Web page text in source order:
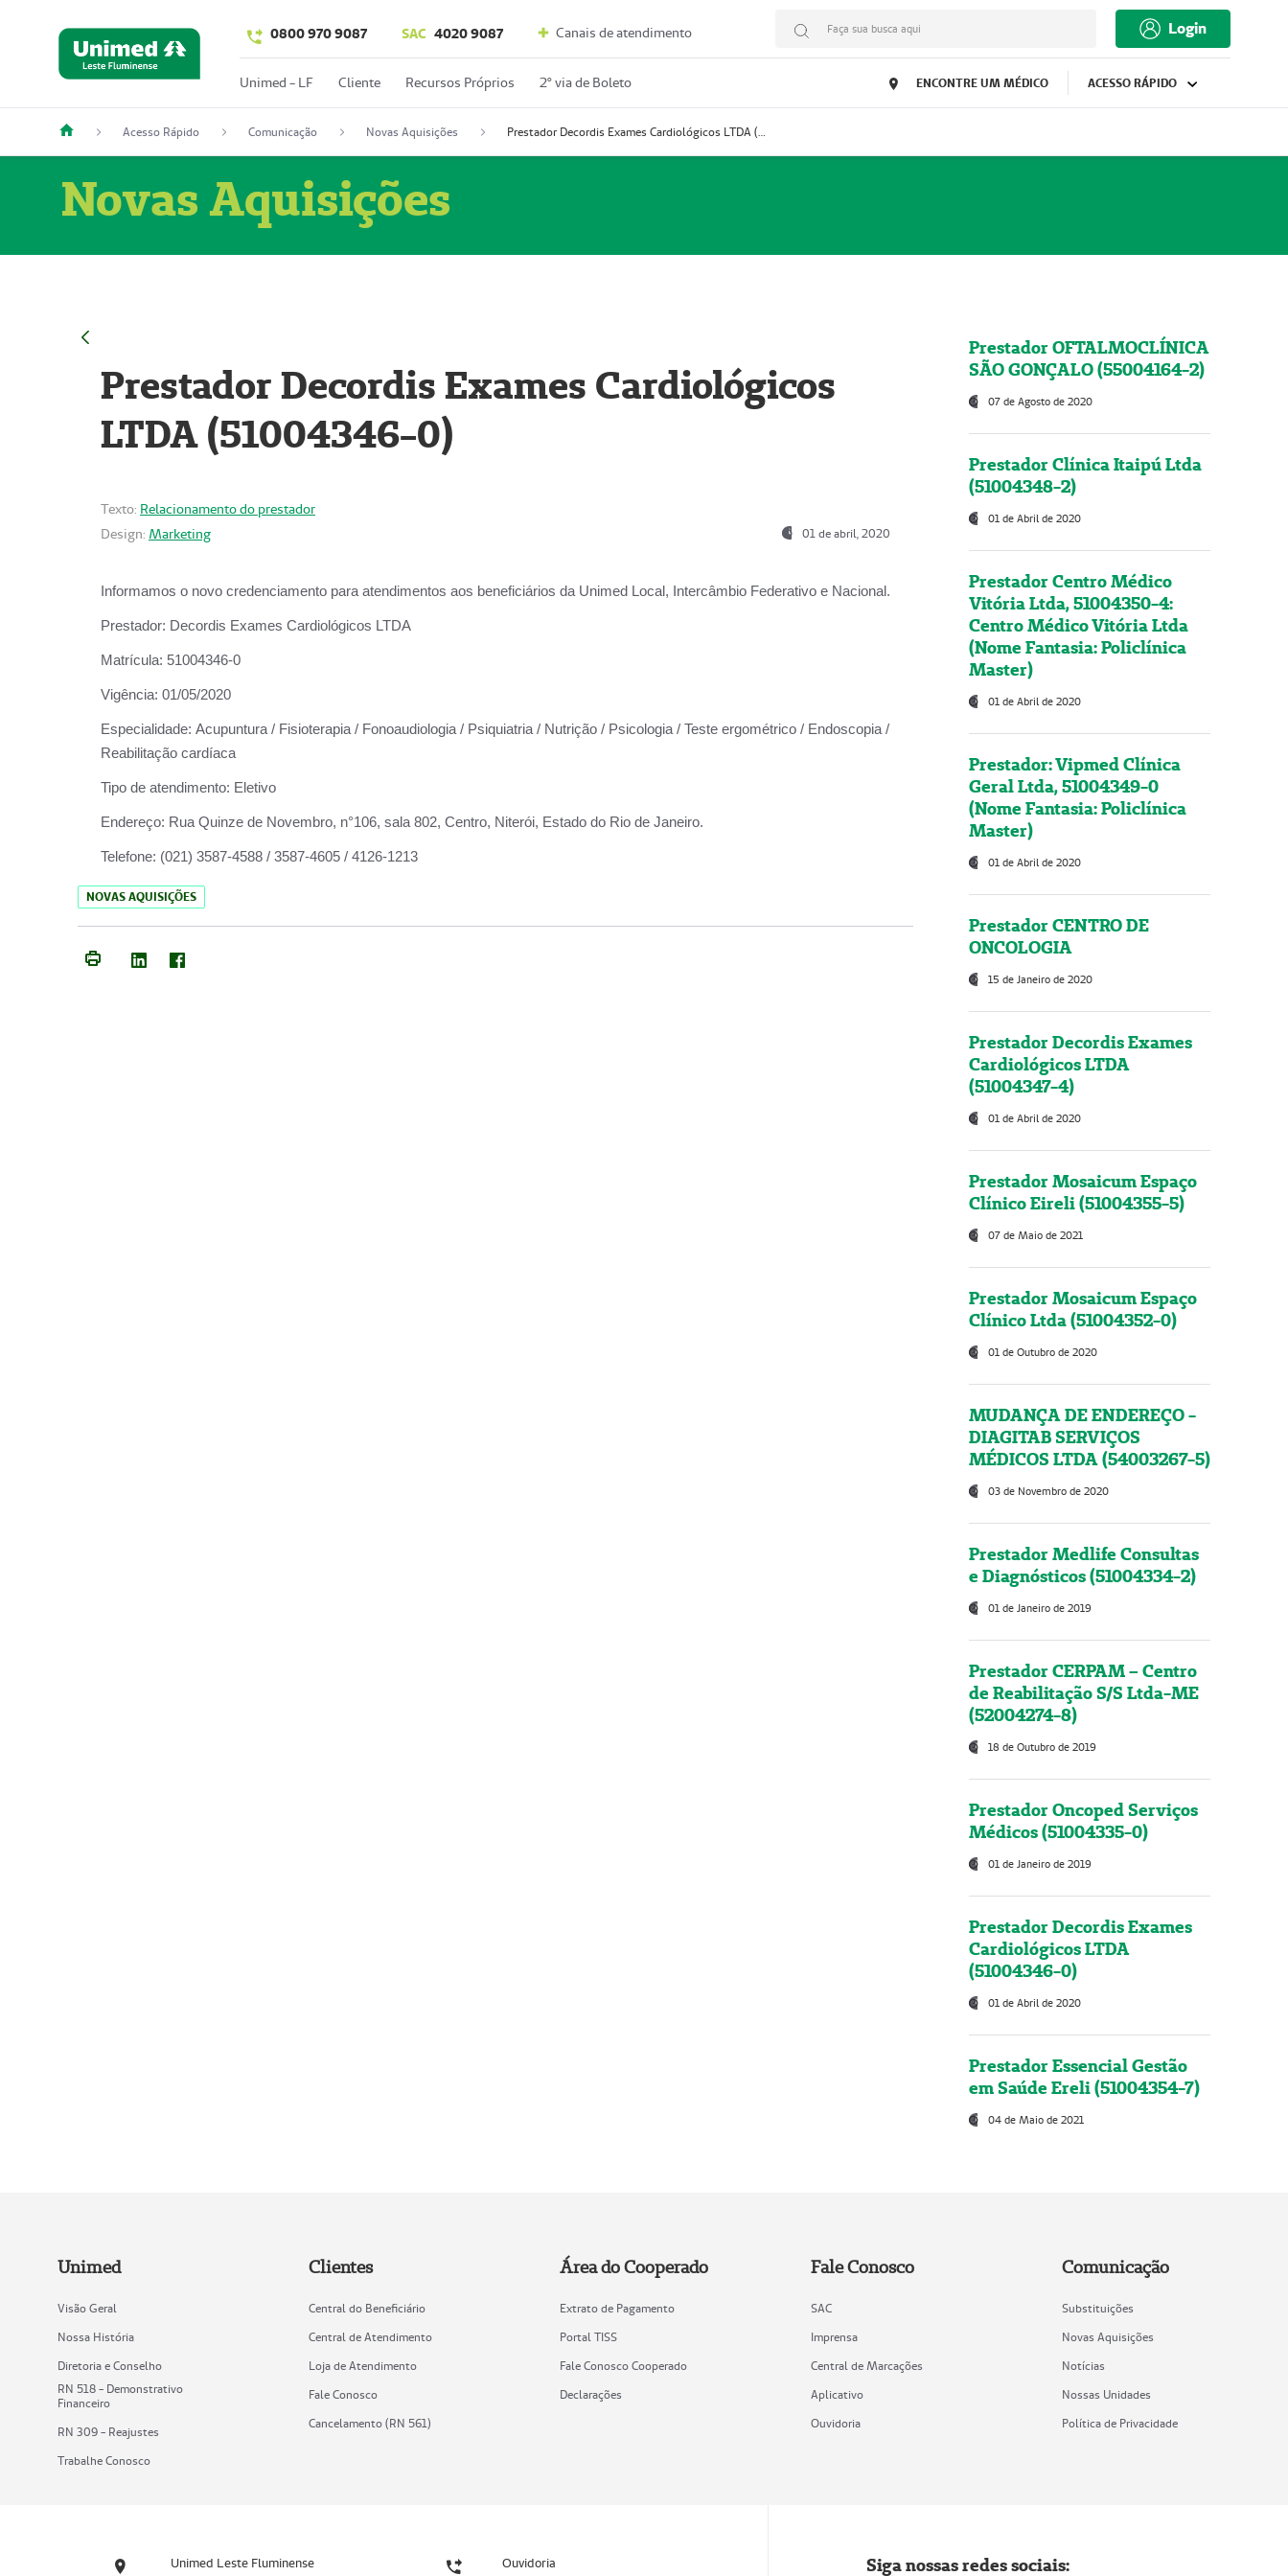
0800 970 9087 SAC 4020 9087 Canais de atendimento Faça sua busca aqui Login
Unimed - LF Cliente Recursos Próprios 2º via de Boleto ENCONTRE UM MÉDICO ACESSO RÁPIDO
Acesso Rápido Comunicação Novas Aquisições Prestador Decordis Exames Cardiológicos LTDA (51004346-0)
Novas Aquisições
Prestador Decordis Exames Cardiológicos
LTDA (51004346-0)
Texto: Relacionamento do prestador
Design: Marketing 01 de abril, 2020
Informamos o novo credenciamento para atendimentos aos beneficiários da Unimed Local, Intercâmbio Federativo e Nacional.
Prestador: Decordis Exames Cardiológicos LTDA
Matrícula: 51004346-0
Vigência: 01/05/2020
Especialidade: Acupuntura / Fisioterapia / Fonoaudiologia / Psiquiatria / Nutrição / Psicologia / Teste ergométrico / Endoscopia /
Reabilitação cardíaca
Tipo de atendimento: Eletivo
Endereço: Rua Quinze de Novembro, n°106, sala 802, Centro, Niterói, Estado do Rio de Janeiro.
Telefone: (021) 3587-4588 / 3587-4605 / 4126-1213
NOVAS AQUISIÇÕES
Prestador OFTALMOCLÍNICA
SÃO GONÇALO (55004164-2)
07 de Agosto de 2020
Prestador Clínica Itaipú Ltda
(51004348-2)
01 de Abril de 2020
Prestador Centro Médico
Vitória Ltda, 51004350-4:
Centro Médico Vitória Ltda
(Nome Fantasia: Policlínica
Master)
01 de Abril de 2020
Prestador: Vipmed Clínica
Geral Ltda, 51004349-0
(Nome Fantasia: Policlínica
Master)
01 de Abril de 2020
Prestador CENTRO DE
ONCOLOGIA
15 de Janeiro de 2020
Prestador Decordis Exames
Cardiológicos LTDA
(51004347-4)
01 de Abril de 2020
Prestador Mosaicum Espaço
Clínico Eireli (51004355-5)
07 de Maio de 2021
Prestador Mosaicum Espaço
Clínico Ltda (51004352-0)
01 de Outubro de 2020
MUDANÇA DE ENDEREÇO -
DIAGITAB SERVIÇOS
MÉDICOS LTDA (54003267-5)
03 de Novembro de 2020
Prestador Medlife Consultas
e Diagnósticos (51004334-2)
01 de Janeiro de 2019
Prestador CERPAM – Centro
de Reabilitação S/S Ltda-ME
(52004274-8)
18 de Outubro de 2019
Prestador Oncoped Serviços
Médicos (51004335-0)
01 de Janeiro de 2019
Prestador Decordis Exames
Cardiológicos LTDA
(51004346-0)
01 de Abril de 2020
Prestador Essencial Gestão
em Saúde Ereli (51004354-7)
04 de Maio de 2021
Unimed
Visão Geral
Nossa História
Diretoria e Conselho
RN 518 - Demonstrativo
Financeiro
RN 309 - Reajustes
Trabalhe Conosco
Clientes
Central do Beneficiário
Central de Atendimento
Loja de Atendimento
Fale Conosco
Cancelamento (RN 561)
Área do Cooperado
Extrato de Pagamento
Portal TISS
Fale Conosco Cooperado
Declarações
Fale Conosco
SAC
Imprensa
Central de Marcações
Aplicativo
Ouvidoria
Comunicação
Substituições
Novas Aquisições
Notícias
Nossas Unidades
Política de Privacidade
Unimed Leste Fluminense Ouvidoria Siga nossas redes sociais: